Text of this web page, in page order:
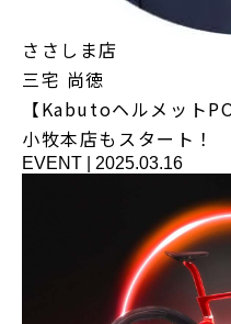
ささしま店
三宅 尚徳
【Kabutoヘルメット
小牧本店もスタート！
EVENT 2025.03.16